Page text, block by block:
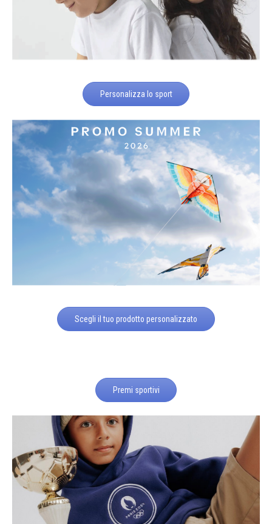
Personalizza lo sport
Scegli il tuo prodotto personalizzato
Premi sportivi